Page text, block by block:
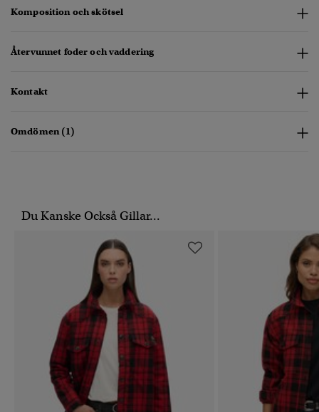
Komposition och skötsel
Återvunnet foder och vaddering
Kontakt
Omdömen (1)
Du Kanske Också Gillar...